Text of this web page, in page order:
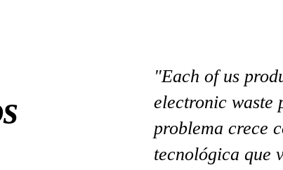
"Each of us
electronic waste
problema crece
tecnológica que